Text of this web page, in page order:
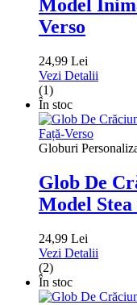
Model
Verso
24,99 Lei
Vezi Detalii
(1)
În stoc
Globuri
Glob De
Model Stea
24,99 Lei
Vezi Detalii
(2)
În stoc